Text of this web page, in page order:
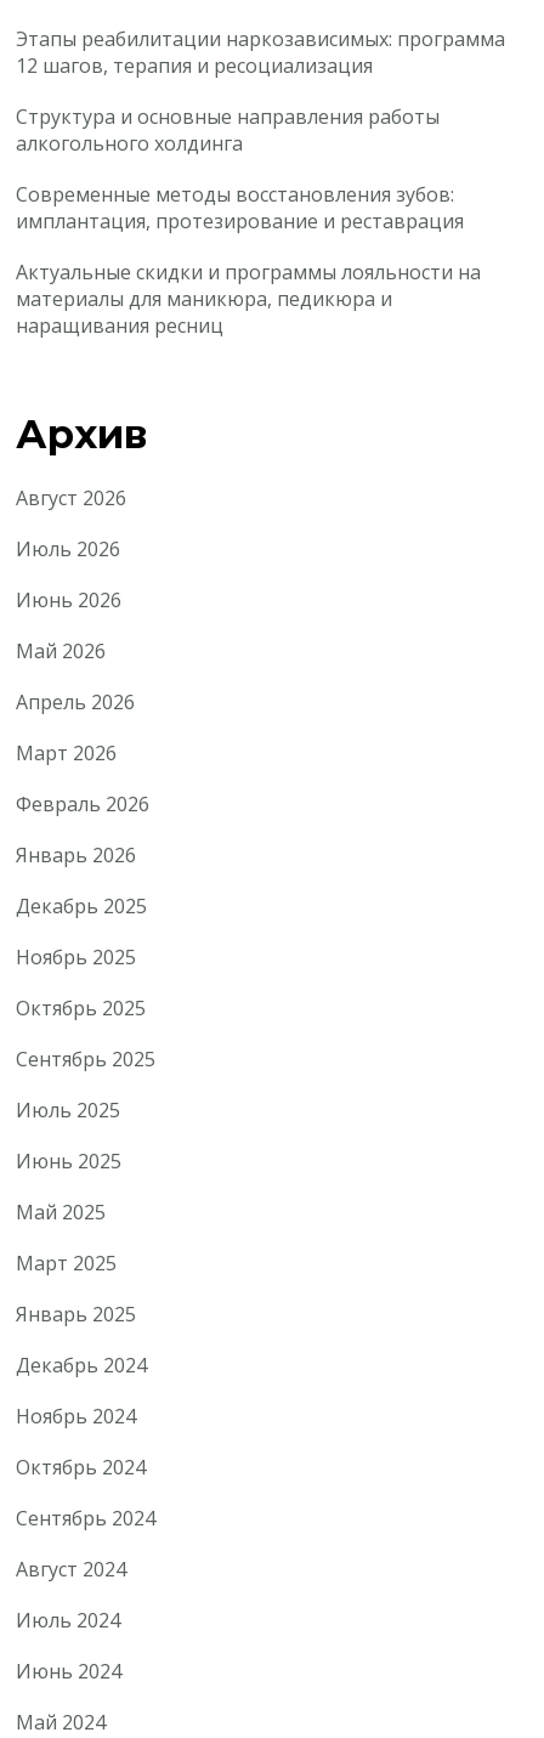
Этапы реабилитации наркозависимых: программа
12 шагов, терапия и ресоциализация
Структура и основные направления работы
алкогольного холдинга
Современные методы восстановления зубов:
имплантация, протезирование и реставрация
Актуальные скидки и программы лояльности на
материалы для маникюра, педикюра и
наращивания ресниц
Архив
Август 2026
Июль 2026
Июнь 2026
Май 2026
Апрель 2026
Март 2026
Февраль 2026
Январь 2026
Декабрь 2025
Ноябрь 2025
Октябрь 2025
Сентябрь 2025
Июль 2025
Июнь 2025
Май 2025
Март 2025
Январь 2025
Декабрь 2024
Ноябрь 2024
Октябрь 2024
Сентябрь 2024
Август 2024
Июль 2024
Июнь 2024
Май 2024